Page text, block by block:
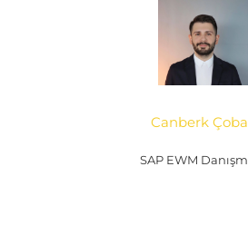
Canberk
SAP EWM